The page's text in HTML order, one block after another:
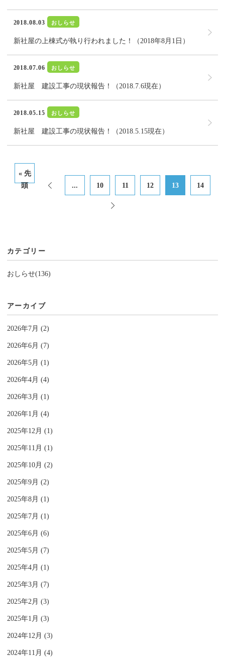
2018.08.03 おしらせ
新社屋の上棟式が執り行われました！（2018年8月1日）
2018.07.06 おしらせ
新社屋 建設工事の現状報告！（2018.7.6現在）
2018.05.15 おしらせ
新社屋 建設工事の現状報告！（2018.5.15現在）
« 先
頭
... 10 11 12 13 14
カテゴリー
おしらせ(136)
アーカイブ
2026年7月 (2)
2026年6月 (7)
2026年5月 (1)
2026年4月 (4)
2026年3月 (1)
2026年1月 (4)
2025年12月 (1)
2025年11月 (1)
2025年10月 (2)
2025年9月 (2)
2025年8月 (1)
2025年7月 (1)
2025年6月 (6)
2025年5月 (7)
2025年4月 (1)
2025年3月 (7)
2025年2月 (3)
2025年1月 (3)
2024年12月 (3)
2024年11月 (4)